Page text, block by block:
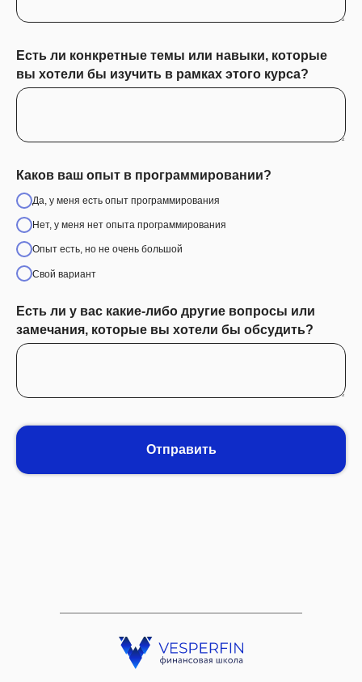
Есть ли конкретные темы или навыки, которые
вы хотели бы изучить в рамках этого курса?
Каков ваш опыт в программировании?
Да, у меня есть опыт программирования
Нет, у меня нет опыта программирования
Опыт есть, но не очень большой
Свой вариант
Есть ли у вас какие-либо другие вопросы или
замечания, которые вы хотели бы обсудить?
Отправить